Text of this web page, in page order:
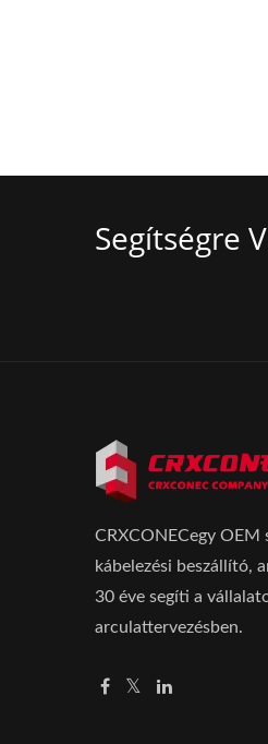
Segítségre
CRXCONECegy
kábelezési beszállító,
30 éve segíti a
arculattervezésben.